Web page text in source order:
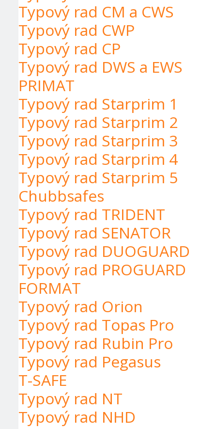
Typový rad CM a CWS
Typový rad CWP
Typový rad CP
Typový rad DWS a EWS
PRIMAT
Typový rad Starprim 1
Typový rad Starprim 2
Typový rad Starprim 3
Typový rad Starprim 4
Typový rad Starprim 5
Chubbsafes
Typový rad TRIDENT
Typový rad SENATOR
Typový rad DUOGUARD
Typový rad PROGUARD
FORMAT
Typový rad Orion
Typový rad Topas Pro
Typový rad Rubin Pro
Typový rad Pegasus
T-SAFE
Typový rad NT
Typový rad NHD